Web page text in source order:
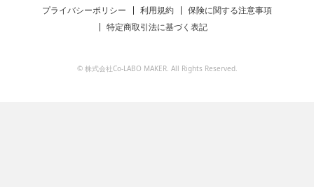
プライバシーポリシー 利用規約
保険に関する注意事項
特定商取引法に基づく表記
© 株式会社Co-LABO MAKER. All Rights Reserved.